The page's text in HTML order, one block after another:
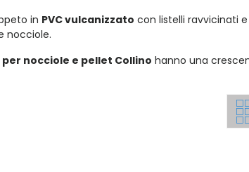
in PVC vulcanizzato con listelli ravvicinati
nocciole.
nocciole e pellet Collino hanno una